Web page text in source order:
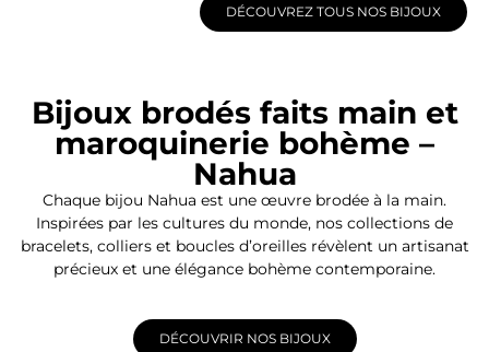
DÉCOUVREZ TOUS NOS BIJOUX
Bijoux brodés faits main et
maroquinerie bohème –
Nahua
Chaque bijou Nahua est une œuvre brodée à la main.
Inspirées par les cultures du monde, nos collections de
bracelets, colliers et boucles d’oreilles révèlent un artisanat
précieux et une élégance bohème contemporaine.
DÉCOUVRIR NOS BIJOUX